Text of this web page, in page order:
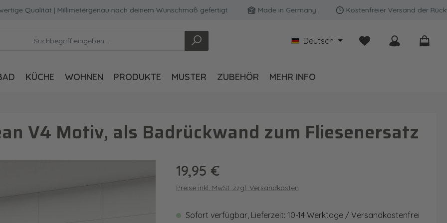
Qualität | Millimetergenau nach deinem Wunschmaß gefertigt Made in Germany Kostenfreier Versand der
Deutsch Du hast 0 Produkte
KÜCHE WOHNEN PRODUKTE MUSTER ZUBEHÖR MEHR INFO
V4 Motiv, als Badrückwand zum Fliesenersatz
Regulärer Preis:
19,95 €
Preise inkl. MwSt. zzgl. Versandkosten
Sofort verfügbar, Lieferzeit: 10-14 Werktage / Versandkostenfrei